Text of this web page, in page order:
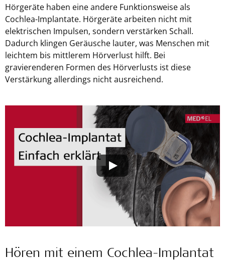
Hörgeräte haben eine andere Funktionsweise als
Cochlea-Implantate. Hörgeräte arbeiten nicht mit
elektrischen Impulsen, sondern verstärken Schall.
Dadurch klingen Geräusche lauter, was Menschen mit
leichtem bis mittlerem Hörverlust hilft. Bei
gravierenderen Formen des Hörverlusts ist diese
Verstärkung allerdings nicht ausreichend.
Hören mit einem Cochlea-Implantat